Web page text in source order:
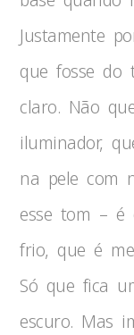
Justamente
que fosse do
claro. Não
iluminador,
na pele com
esse tom – é
frio, que é
Só que fica
escuro. Mas